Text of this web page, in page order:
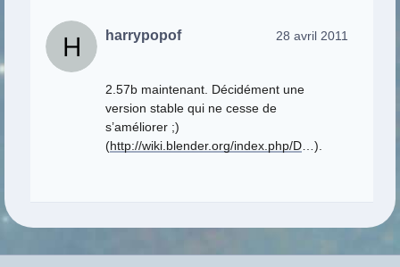
harrypopof 28 avril 2011
2.57b maintenant. Décidément une
version stable qui ne cesse de
s’améliorer ;)
(http://wiki.blender.org/index.php/D…).